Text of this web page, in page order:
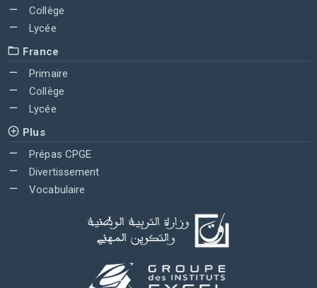
Collège
Lycée
France
Primaire
Collège
Lycée
Plus
Prépas CPGE
Divertissement
Vocabulaire